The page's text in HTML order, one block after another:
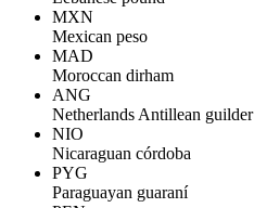
MXN
Mexican peso
MAD
Moroccan dirham
ANG
Netherlands Antillean guilder
NIO
Nicaraguan córdoba
PYG
Paraguayan guaraní